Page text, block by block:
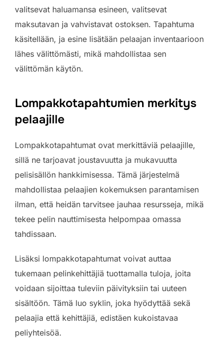
valitsevat haluamansa esineen, valitsevat
maksutavan ja vahvistavat ostoksen. Tapahtuma
käsitellään, ja esine lisätään pelaajan inventaarioon
lähes välittömästi, mikä mahdollistaa sen
välittömän käytön.
Lompakkotapahtumien merkitys
pelaajille
Lompakkotapahtumat ovat merkittäviä pelaajille,
sillä ne tarjoavat joustavuutta ja mukavuutta
pelisisällön hankkimisessa. Tämä järjestelmä
mahdollistaa pelaajien kokemuksen parantamisen
ilman, että heidän tarvitsee jauhaa resursseja, mikä
tekee pelin nauttimisesta helpompaa omassa
tahdissaan.
Lisäksi lompakkotapahtumat voivat auttaa
tukemaan pelinkehittäjiä tuottamalla tuloja, joita
voidaan sijoittaa tuleviin päivityksiin tai uuteen
sisältöön. Tämä luo syklin, joka hyödyttää sekä
pelaajia että kehittäjiä, edistäen kukoistavaa
peliyhteisöä.